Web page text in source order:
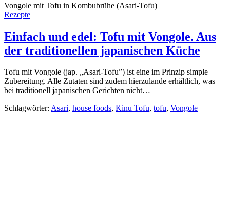
Vongole mit Tofu in Kombubrühe (Asari-Tofu)
Rezepte
Einfach und edel: Tofu mit Vongole. Aus
der traditionellen japanischen Küche
Tofu mit Vongole (jap. „Asari-Tofu”) ist eine im Prinzip simple
Zubereitung. Alle Zutaten sind zudem hierzulande erhältlich, was
bei traditionell japanischen Gerichten nicht…
Schlagwörter: Asari, house foods, Kinu Tofu, tofu, Vongole